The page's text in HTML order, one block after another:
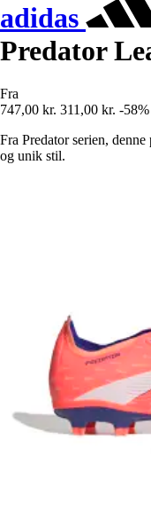
adidas
Predator
Fra
747,00 kr. 311,00 kr. -58%
Fra Predator serien,
og unik stil.